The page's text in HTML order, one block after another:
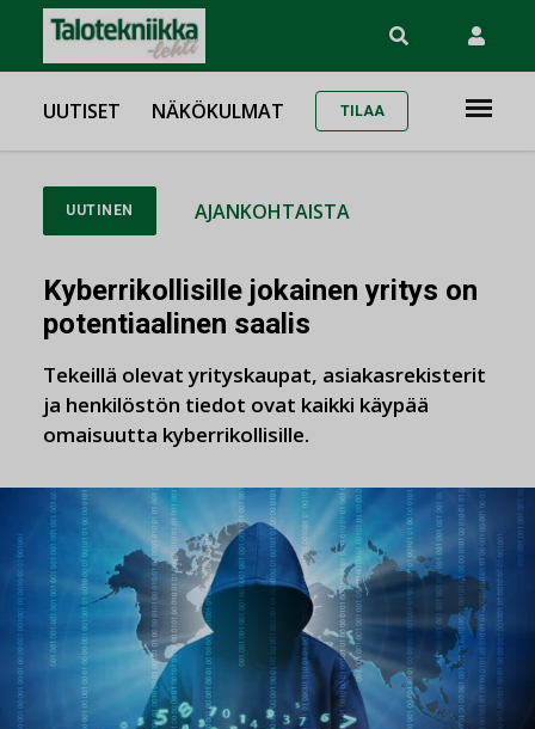
UUTISET NÄKÖKULMAT TILAA
UUTINEN AJANKOHTAISTA
Kyberrikollisille jokainen yritys on
potentiaalinen saalis
Tekeillä olevat yrityskaupat, asiakasrekisterit
ja henkilöstön tiedot ovat kaikki käypää
omaisuutta kyberrikollisille.